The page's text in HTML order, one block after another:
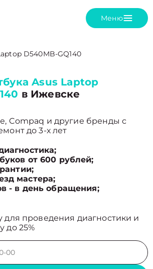
Меню
D540MB-GQ140
Asus Laptop
в Ижевске
Compaq и другие бренды с
до 3-х лет
от 600 рублей;
мастера;
- в день обращения;
для проведения диагностики и
до 25%